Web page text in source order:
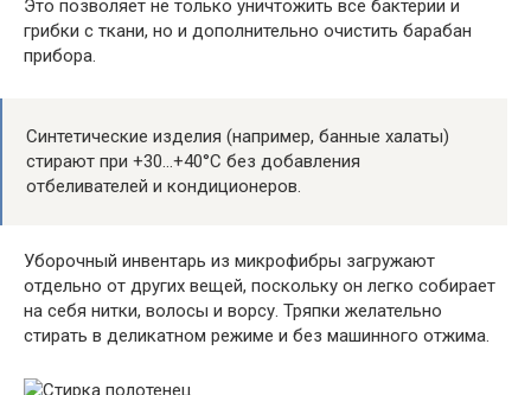
Это позволяет не только уничтожить все бактерии и
грибки с ткани, но и дополнительно очистить барабан
прибора.
Синтетические изделия (например, банные халаты)
стирают при +30…+40°С без добавления
отбеливателей и кондиционеров.
Уборочный инвентарь из микрофибры загружают
отдельно от других вещей, поскольку он легко собирает
на себя нитки, волосы и ворсу. Тряпки желательно
стирать в деликатном режиме и без машинного отжима.